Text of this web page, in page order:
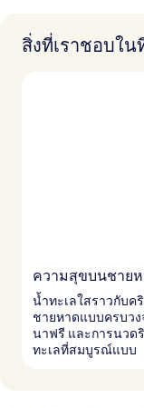
สิ่งที่เราชอบใ
ความสุขบนชาย
น้ำทะเลใสราวกับค
ชายหาดแบบครบวง
นาฟรี และการนวด
ทะเลที่สมบูรณ์แบบ